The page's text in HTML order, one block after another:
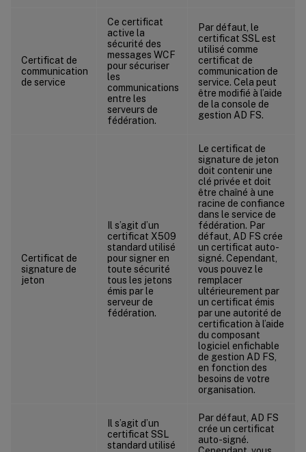
Certificat de
communication
de service
Ce certificat
active la
sécurité des
messages WCF
pour sécuriser
les
communications
entre les
serveurs de
fédération.
Par défaut, le
certificat SSL est
utilisé comme
certificat de
communication de
service. Cela peut
être modifié à l’aide
de la console de
gestion AD FS.
Certificat de
signature de
jeton
Il s’agit d’un
certificat X509
standard utilisé
pour signer en
toute sécurité
tous les jetons
émis par le
serveur de
fédération.
Le certificat de
signature de jeton
doit contenir une
clé privée et doit
être chaîné à une
racine de confiance
dans le service de
fédération. Par
défaut, AD FS crée
un certificat auto-
signé. Cependant,
vous pouvez le
remplacer
ultérieurement par
un certificat émis
par une autorité de
certification à l’aide
du composant
logiciel enfichable
de gestion AD FS,
en fonction des
besoins de votre
organisation.
Il s’agit d’un
certificat SSL
standard utilisé
Par défaut, AD FS
crée un certificat
auto-signé.